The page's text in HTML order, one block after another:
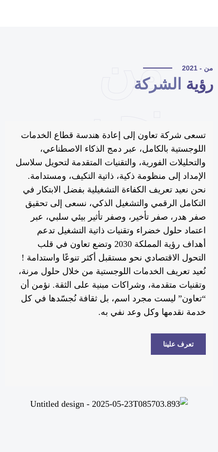
من
نحن
- 2021
الشركة
تسعى شركة تعاون إلى إعادة هندسة قطاع الخدمات
اللوجستية بالكامل، عبر دمج الذكاء الاصطناعي،
والتحليلات الفورية، والتقنيات المتقدمة لتحويل سلاسل
الإمداد إلى منظومة ذكية، ذاتية التكيف، ومستدامة.
نحن نعيد تعريف الكفاءة التشغيلية بفضل الابتكار في
التكامل الرقمي والتشغيل الذكي، نسعى إلى تحقيق
صفر هدر، صفر تأخير، وصفر تأثير بيئي سلبي، عبر
اعتماد حلول خضراء وتقنيات ذاتية التشغيل تدعم
أهداف رؤية المملكة 2030 وتضع تعاون في قلب
التحول الاقتصادي نحو مستقبل أكثر تنوعًا واستدامة !
نُعيد تعريف الخدمات اللوجستية من خلال حلول مرنة،
وتقنيات متقدمة، وشراكات مبنية على الثقة. نؤمن أن
“تعاون” ليست مجرد اسم، بل ثقافة نُجسّدها في كل
خدمة نقدمها وكل وعد نفي به.
تعرف علينا